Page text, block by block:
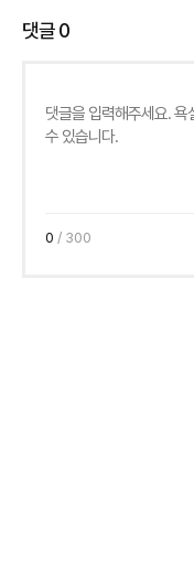
댓글0
0 / 300